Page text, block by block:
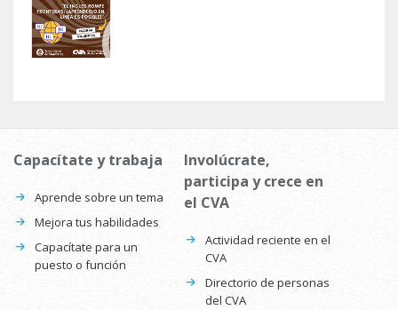
Capacítate y trabaja
Aprende sobre un tema
Mejora tus habilidades
Capacítate para un
puesto o función
Involúcrate,
participa y crece en
el CVA
Actividad reciente en el
CVA
Directorio de personas
del CVA